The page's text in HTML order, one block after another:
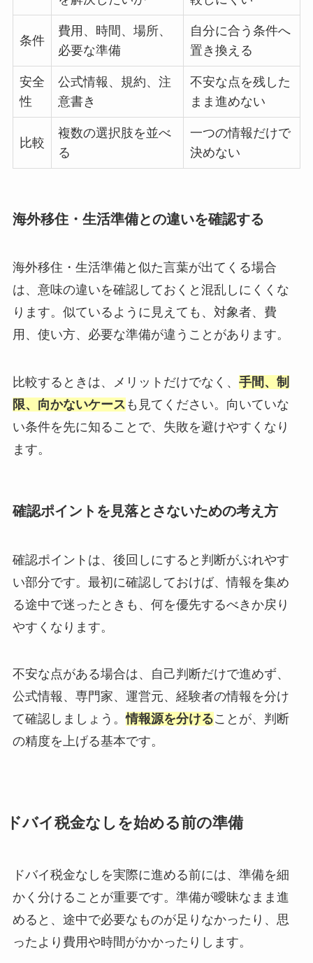
条件
費用、時間、場所、
必要な準備
自分に合う条件へ
置き換える
安全
性
公式情報、規約、注
意書き
不安な点を残した
まま進めない
比較
複数の選択肢を並べ
る
一つの情報だけで
決めない
海外移住・生活準備との違いを確認する
海外移住・生活準備と似た言葉が出てくる場合
は、意味の違いを確認しておくと混乱しにくくな
ります。似ているように見えても、対象者、費
用、使い方、必要な準備が違うことがあります。
比較するときは、メリットだけでなく、 手間、制
限、向かないケース も見てください。向いていな
い条件を先に知ることで、失敗を避けやすくなり
ます。
確認ポイントを見落とさないための考え方
確認ポイントは、後回しにすると判断がぶれやす
い部分です。最初に確認しておけば、情報を集め
る途中で迷ったときも、何を優先するべきか戻り
やすくなります。
不安な点がある場合は、自己判断だけで進めず、
公式情報、専門家、運営元、経験者の情報を分け
て確認しましょう。情報源を分けることが、判断
の精度を上げる基本です。
ドバイ税金なしを始める前の準備
ドバイ税金なしを実際に進める前には、準備を細
かく分けることが重要です。準備が曖昧なまま進
めると、途中で必要なものが足りなかったり、思
ったより費用や時間がかかったりします。